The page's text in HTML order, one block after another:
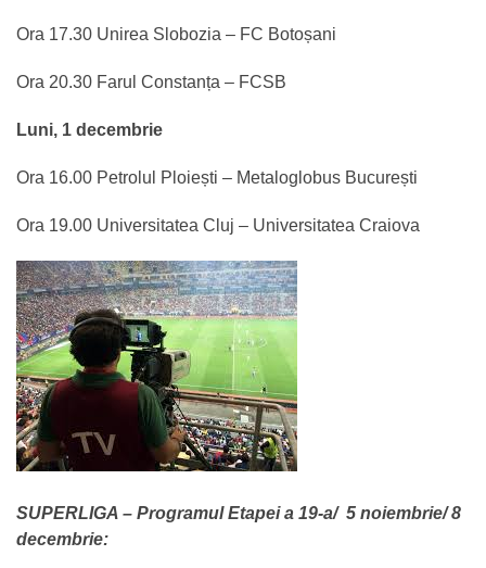
Ora 17.30 Unirea Slobozia – FC Botoșani
Ora 20.30 Farul Constanța – FCSB
Luni, 1 decembrie
Ora 16.00 Petrolul Ploiești – Metaloglobus București
Ora 19.00 Universitatea Cluj – Universitatea Craiova
SUPERLIGA – Programul Etapei a 19-a/ 5 noiembrie/ 8
decembrie: